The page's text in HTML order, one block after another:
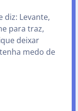
diz: Levante,
para traz,
deixar
medo de